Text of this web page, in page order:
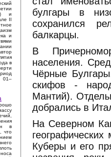
и
II
и
в
01–
в
что
булгары в
сохранился
балкарцы.
В
населения.
Чёрные
скифов -
Мантий).
добрались в
На Северном
Куберы и его